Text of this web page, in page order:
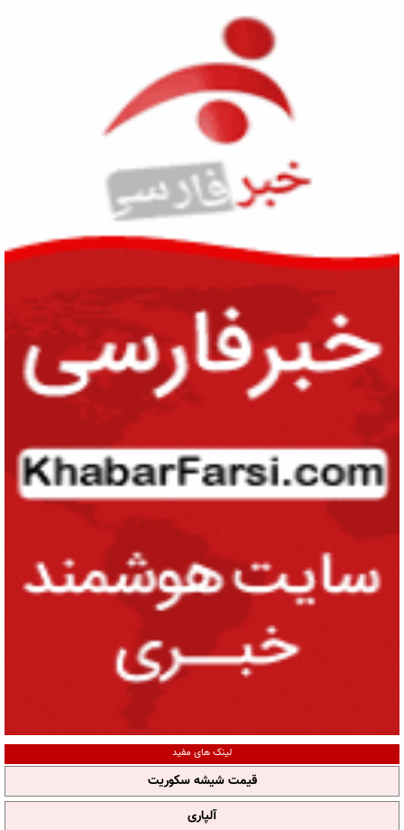
لینک های مفید
قیمت شیشه سکوریت
آلپاری